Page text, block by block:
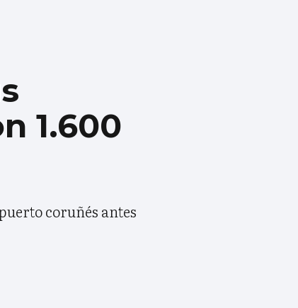
1.600
coruñés antes